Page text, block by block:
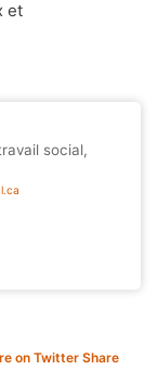
et
social,
on Twitter Share